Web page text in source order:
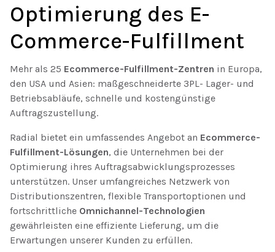
Optimierung des E-
Commerce-Fulfillment
Mehr als 25 Ecommerce-Fulfillment-Zentren in Europa,
den USA und Asien: maßgeschneiderte 3PL- Lager- und
Betriebsabläufe, schnelle und kostengünstige
Auftragszustellung.
Radial bietet ein umfassendes Angebot an Ecommerce-
Fulfillment-Lösungen, die Unternehmen bei der
Optimierung ihres Auftragsabwicklungsprozesses
unterstützen. Unser umfangreiches Netzwerk von
Distributionszentren, flexible Transportoptionen und
fortschrittliche Omnichannel-Technologien
gewährleisten eine effiziente Lieferung, um die
Erwartungen unserer Kunden zu erfüllen.